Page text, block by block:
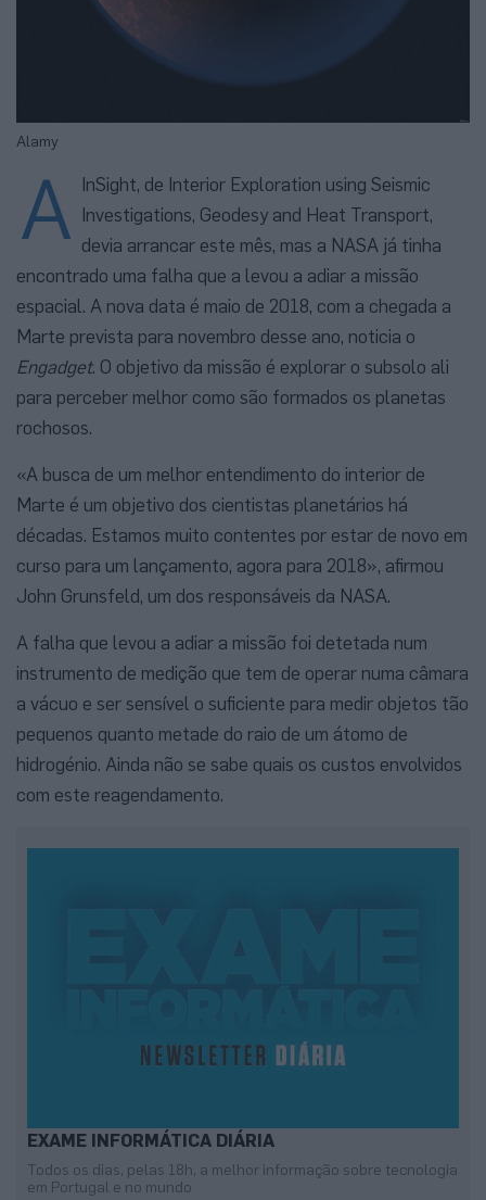
Alamy
A InSight, de Interior Exploration using Seismic
Investigations, Geodesy and Heat Transport,
devia arrancar este mês, mas a NASA já tinha
encontrado uma falha que a levou a adiar a missão
espacial. A nova data é maio de 2018, com a chegada a
Marte prevista para novembro desse ano, noticia o
Engadget. O objetivo da missão é explorar o subsolo ali
para perceber melhor como são formados os planetas
rochosos.
«A busca de um melhor entendimento do interior de
Marte é um objetivo dos cientistas planetários há
décadas. Estamos muito contentes por estar de novo em
curso para um lançamento, agora para 2018», afirmou
John Grunsfeld, um dos responsáveis da NASA.
A falha que levou a adiar a missão foi detetada num
instrumento de medição que tem de operar numa câmara
a vácuo e ser sensível o suficiente para medir objetos tão
pequenos quanto metade do raio de um átomo de
hidrogénio. Ainda não se sabe quais os custos envolvidos
com este reagendamento.
EXAME INFORMÁTICA DIÁRIA
Todos os dias, pelas 18h, a melhor informação sobre tecnologia
em Portugal e no mundo